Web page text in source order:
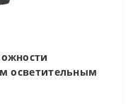
осветительным